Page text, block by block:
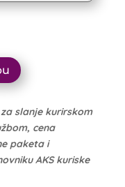
slanje kurirskom
cena
paketa i
AKS kuriske